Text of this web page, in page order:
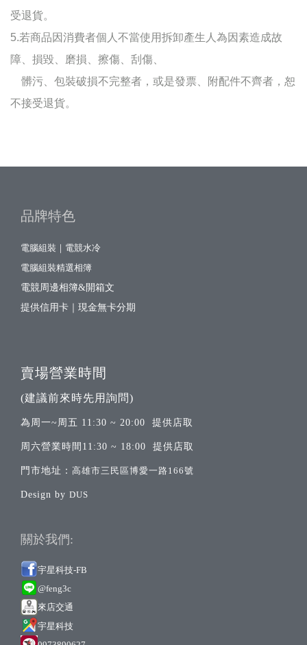
受退貨。
5.若商品因消費者個人不當使用拆卸產生人為因素造成故
障、損毀、磨損、擦傷、刮傷、
髒污、包裝破損不完整者，或是發票、附配件不齊者，恕
不接受退貨。
品牌特色
電腦組裝｜電競水冷
電腦組裝精選相簿
電競周邊相簿&開箱文
提供信用卡｜現金無卡分期
賣場營業時間
(建議前來時先用詢問)
為周一~周五 11:30 ~ 20:00 提供店取
周六營業時間11:30 ~ 18:00 提供店取
門市地址： 高雄市三民區博愛一路166號
Design by DUS
關於我們:
宇星科技-FB
@feng3c
來店交通
宇星科技